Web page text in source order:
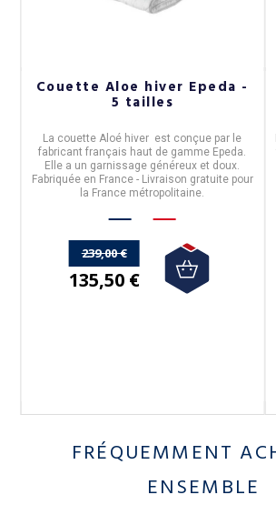
Couette Aloe hiver Epeda -
5 tailles
La couette Aloé hiver est conçue par le
fabricant français haut de gamme Epeda.
Elle a un garnissage généreux et doux.
Fabriquée en France - Livraison gratuite pour
la France métropolitaine.
239,00 €
135,50 €
FRÉQUEMMENT
ENSEMBLE